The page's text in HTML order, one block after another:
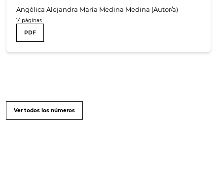
Angélica Alejandra María Medina Medina (Autor/a)
7
PDF
Ver todos los números